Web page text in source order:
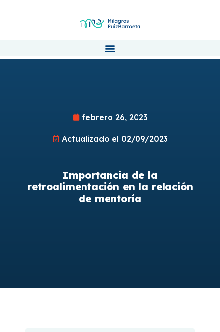
febrero 26, 2023
Actualizado el 02/09/2023
Importancia de la
retroalimentación en la relación
de mentoría